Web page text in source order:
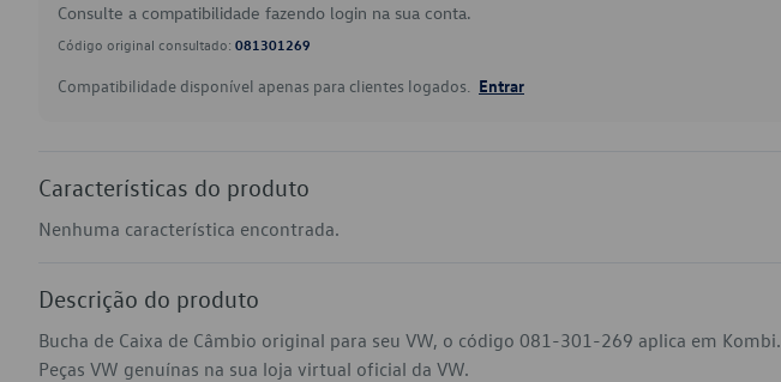
Consulte a compatibilidade fazendo login na sua conta.
Código original consultado: 081301269
Compatibilidade disponível apenas para clientes logados. Entrar
Características do produto
Nenhuma característica encontrada.
Descrição do produto
Bucha de Caixa de Câmbio original para seu VW, o código 081-301-269 aplica em Kombi.
Peças VW genuínas na sua loja virtual oficial da VW.